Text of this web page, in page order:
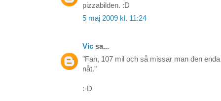
pizzabilden. :D
5 maj 2009 kl. 11:24
Vic sa...
"Fan, 107 mil och så missar man den
nåt."
:-D